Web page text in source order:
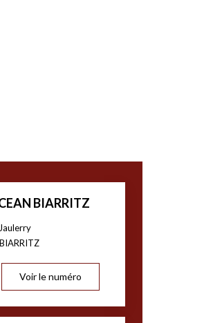
BIARRITZ
BIARRITZ
Voir le numéro